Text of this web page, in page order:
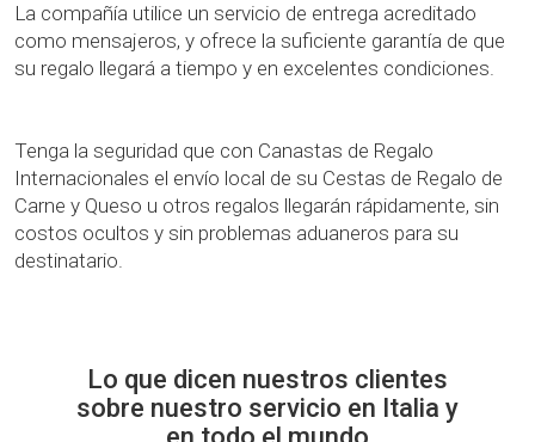
La compañía utilice un servicio de entrega acreditado
como mensajeros, y ofrece la suficiente garantía de que
su regalo llegará a tiempo y en excelentes condiciones.
Tenga la seguridad que con Canastas de Regalo
Internacionales el envío local de su Cestas de Regalo de
Carne y Queso u otros regalos llegarán rápidamente, sin
costos ocultos y sin problemas aduaneros para su
destinatario.
Lo que dicen nuestros clientes
sobre nuestro servicio en Italia y